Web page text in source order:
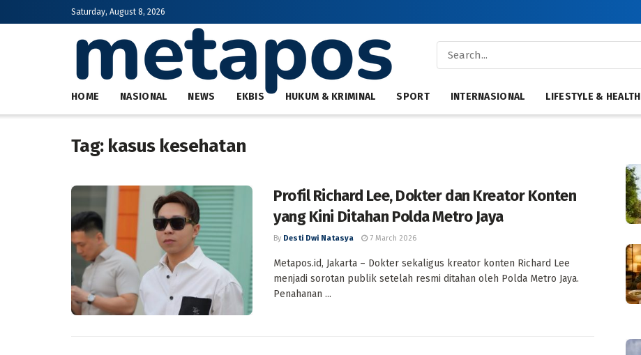
Saturday, August 8, 2026
HOME NASIONAL NEWS EKBIS HUKUM & KRIMINAL SPORT INTERNASIONAL LIFESTYLE & HEALTH
Tag: kasus kesehatan
Profil Richard Lee, Dokter dan Kreator Konten
yang Kini Ditahan Polda Metro Jaya
By Desti Dwi Natasya 7 March 2026
Metapos.id, Jakarta – Dokter sekaligus kreator konten Richard Lee
menjadi sorotan publik setelah resmi ditahan oleh Polda Metro Jaya.
Penahanan ...